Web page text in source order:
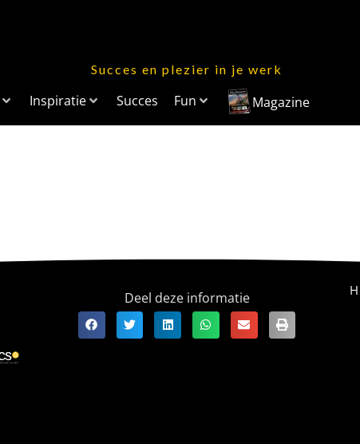
Succes en plezier in je werk
Inspiratie Succes Fun Magazine
Deel deze informatie